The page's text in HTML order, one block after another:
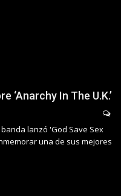
‘Anarchy In The U.K.’
lanzó 'God Save Sex
una de sus mejores